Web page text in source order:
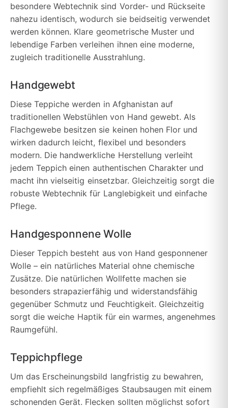
besondere Webtechnik sind Vorder- und Rückseite
nahezu identisch, wodurch sie beidseitig verwendet
werden können. Klare geometrische Muster und
lebendige Farben verleihen ihnen eine moderne,
zugleich traditionelle Ausstrahlung.
Handgewebt
Diese Teppiche werden in Afghanistan auf
traditionellen Webstühlen von Hand gewebt. Als
Flachgewebe besitzen sie keinen hohen Flor und
wirken dadurch leicht, flexibel und besonders
modern. Die handwerkliche Herstellung verleiht
jedem Teppich einen authentischen Charakter und
macht ihn vielseitig einsetzbar. Gleichzeitig sorgt die
robuste Webtechnik für Langlebigkeit und einfache
Pflege.
Handgesponnene Wolle
Dieser Teppich besteht aus von Hand gesponnener
Wolle – ein natürliches Material ohne chemische
Zusätze. Die natürlichen Wollfette machen sie
besonders strapazierfähig und widerstandsfähig
gegenüber Schmutz und Feuchtigkeit. Gleichzeitig
sorgt die weiche Haptik für ein warmes, angenehmes
Raumgefühl.
Teppichpflege
Um das Erscheinungsbild langfristig zu bewahren,
empfiehlt sich regelmäßiges Staubsaugen mit einem
schonenden Gerät. Flecken sollten möglichst sofort